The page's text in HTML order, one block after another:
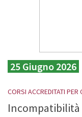
25 Giugno 2026
CORSI ACCREDITATI PER
Incompatibilità